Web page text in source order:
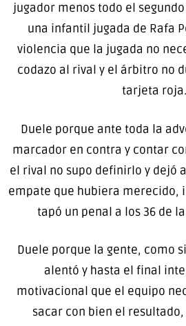
jugador menos todo el
una infantil jugada de Rafa
violencia que la jugada no
codazo al rival y el árbitro no
tarjeta roja.
Duele porque ante toda la
marcador en contra y contar
el rival no supo definirlo y dejó
empate que hubiera merecido,
tapó un penal a los 36 de
Duele porque la gente, como
alentó y hasta el final
motivacional que el equipo
sacar con bien el